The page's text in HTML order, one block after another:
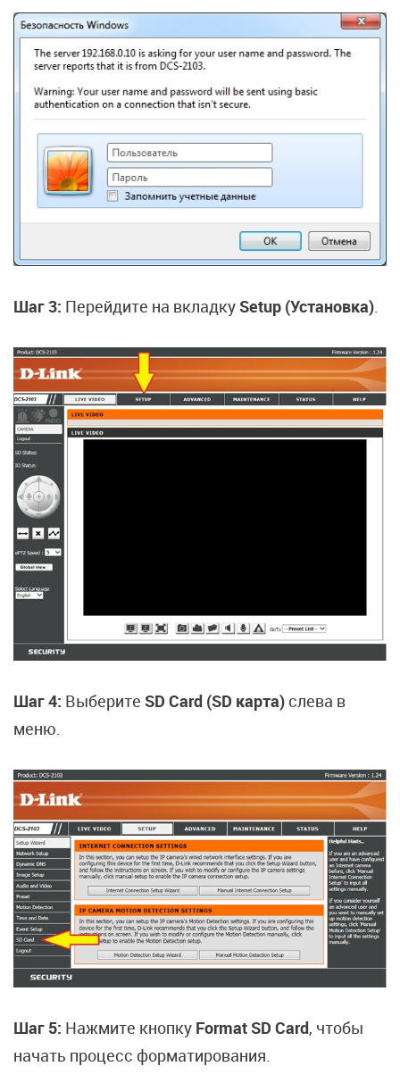
Шаг 3: Перейдите на вкладкуSetup (Установка)
Шаг 4: Выберите SD Card (SD карта) слева в
меню.
Шаг 5: Нажмите кнопку Format SD Card, чтобы
начать процесс форматирования.